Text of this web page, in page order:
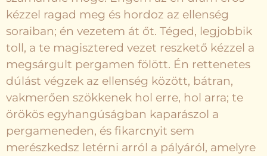
kézzel ragad meg és hordoz az ellenség
soraiban; én vezetem át őt. Téged, legjobbik
toll, a te magisztered vezet reszkető kézzel a
megsárgult pergamen fölött. Én rettenetes
dúlást végzek az ellenség között, bátran,
vakmerően szökkenek hol erre, hol arra; te
örökös egyhangúságban kaparászol a
pergameneden, és fikarcnyit sem
merészkedsz letérni arról a pályáról, amelyre